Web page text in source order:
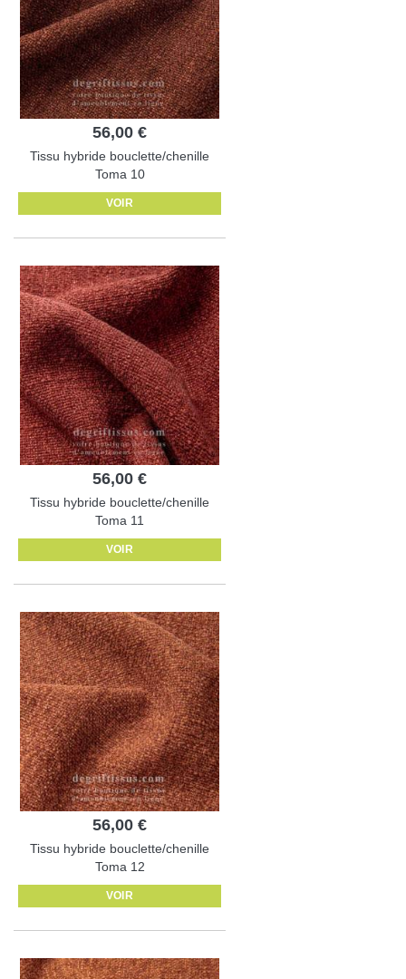
56,00 €
Tissu hybride bouclette/chenille
Toma 10
VOIR
56,00 €
Tissu hybride bouclette/chenille
Toma 11
VOIR
56,00 €
Tissu hybride bouclette/chenille
Toma 12
VOIR